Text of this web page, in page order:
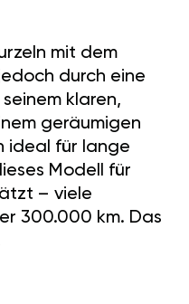
mit dem
durch eine
klaren,
geräumigen
ideal für lange
Modell für
– viele
300.000 km. Das